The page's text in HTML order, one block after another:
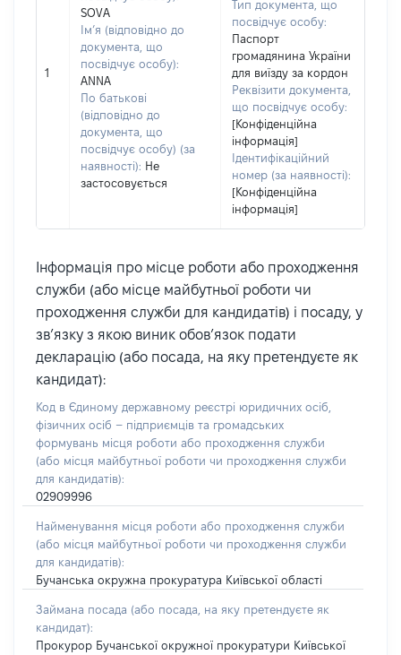
1
SOVA
Ім’я (відповідно до
документа, що
посвідчує особу):
ANNA
По батькові
(відповідно до
документа, що
посвідчує особу) (за
наявності): Не
застосовується
Тип документа, що
посвідчує особу:
Паспорт
громадянина України
для виїзду за кордон
Реквізити документа,
що посвідчує особу:
[Конфіденційна
інформація]
Ідентифікаційний
номер (за наявності):
[Конфіденційна
інформація]
Інформація про місце роботи або проходження
служби (або місце майбутньої роботи чи
проходження служби для кандидатів) і посаду, у
зв’язку з якою виник обов’язок подати
декларацію (або посада, на яку претендуєте як
кандидат):
Код в Єдиному державному реєстрі юридичних осіб,
фізичних осіб – підприємців та громадських
формувань місця роботи або проходження служби
(або місця майбутньої роботи чи проходження служби
для кандидатів):
02909996
Найменування місця роботи або проходження служби
(або місця майбутньої роботи чи проходження служби
для кандидатів):
Бучанська окружна прокуратура Київської області
Займана посада (або посада, на яку претендуєте як
кандидат):
Прокурор Бучанської окружної прокуратури Київської